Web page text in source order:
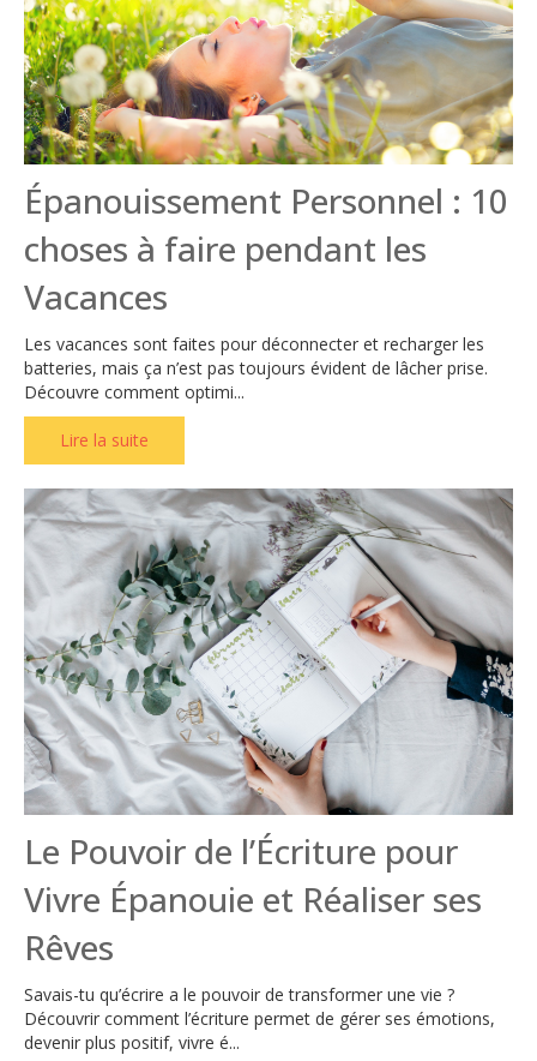
Épanouissement Personnel : 10
choses à faire pendant les
Vacances
Les vacances sont faites pour déconnecter et recharger les
batteries, mais ça n’est pas toujours évident de lâcher prise.
Découvre comment optimi...
Lire la suite
Le Pouvoir de l’Écriture pour
Vivre Épanouie et Réaliser ses
Rêves
Savais-tu qu’écrire a le pouvoir de transformer une vie ?
Découvrir comment l’écriture permet de gérer ses émotions,
devenir plus positif, vivre é...